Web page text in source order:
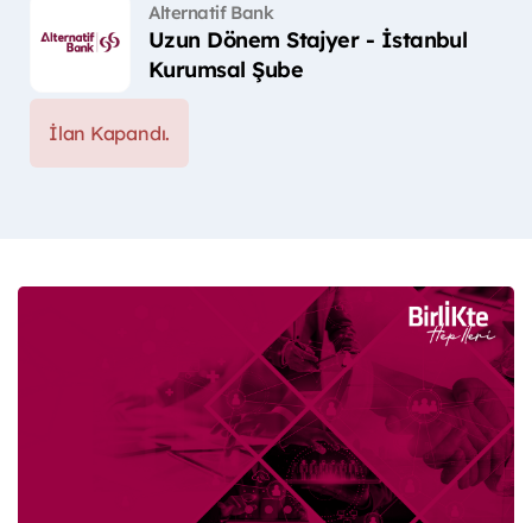
Alternatif Bank
Uzun Dönem Stajyer - İstanbul
Kurumsal Şube
İlan Kapandı.